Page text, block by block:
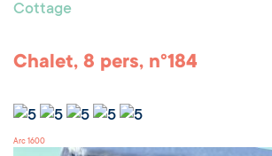
Cottage
Chalet, 8 pers, n°184
Arc 1600